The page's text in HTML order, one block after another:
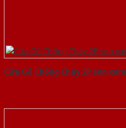
Cửa Gỗ Chống Cháy 2P son xam